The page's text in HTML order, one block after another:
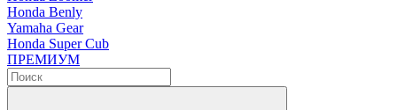
Honda Benly
Yamaha Gear
Honda Super Cub
ПРЕМИУМ